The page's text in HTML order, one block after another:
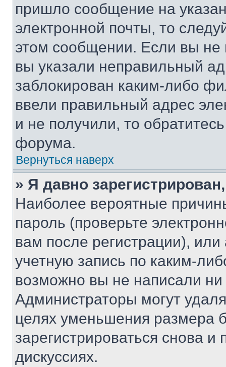
пришло сообщение на
электронной почты, то
этом сообщении. Если вы
вы указали неправильный
заблокирован каким-либо
ввели правильный адрес
и не получили, то
форума.
Вернуться наверх
» Я давно
Наиболее вероятные
пароль (проверьте
вам после регистрации),
учетную запись по каким-
возможно вы не написали
Администраторы могут
целях уменьшения размера
зарегистрироваться снова и
дискуссиях.